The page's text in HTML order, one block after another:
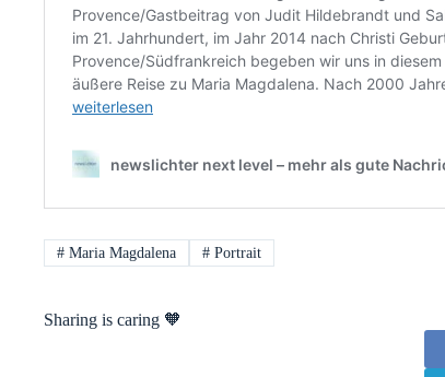
#Maria Magdalena #Portrait
Sharing is caring 🧡